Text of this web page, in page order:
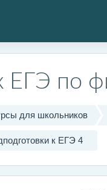
ЕГЭ по
для школьников
к ЕГЭ 4